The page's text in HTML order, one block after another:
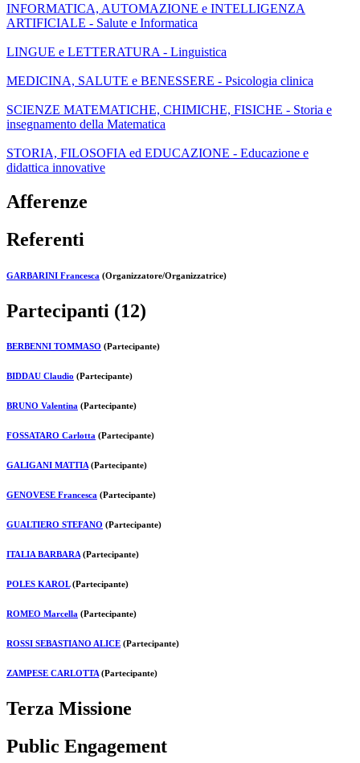
INFORMATICA, AUTOMAZIONE e INTELLIGENZA
ARTIFICIALE - Salute e Informatica
LINGUE e LETTERATURA - Linguistica
MEDICINA, SALUTE e BENESSERE - Psicologia clinica
SCIENZE MATEMATICHE, CHIMICHE, FISICHE - Storia e
insegnamento della Matematica
STORIA, FILOSOFIA ed EDUCAZIONE - Educazione e
didattica innovative
Afferenze
Referenti
GARBARINI Francesca (Organizzatore/Organizzatrice)
Partecipanti (12)
BERBENNI TOMMASO (Partecipante)
BIDDAU Claudio (Partecipante)
BRUNO Valentina (Partecipante)
FOSSATARO Carlotta (Partecipante)
GALIGANI MATTIA (Partecipante)
GENOVESE Francesca (Partecipante)
GUALTIERO STEFANO (Partecipante)
ITALIA BARBARA (Partecipante)
POLES KAROL(Partecipante)
ROMEO Marcella (Partecipante)
ROSSI SEBASTIANO ALICE (Partecipante)
ZAMPESE CARLOTTA (Partecipante)
Terza Missione
Public Engagement